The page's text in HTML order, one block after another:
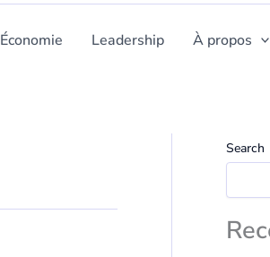
Économie Leadership À propos
Search